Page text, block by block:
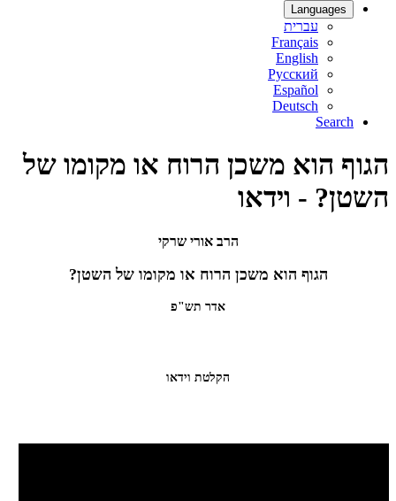
Languages
עברית
Français
English
Русский
Español
Deutsch
Search
הגוף הוא משכן הרוח או מקומו של
השטן? - וידאו
הרב אורי שרקי
הגוף הוא משכן הרוח או מקומו של השטן?
אדר תש"פ
הקלטת וידאו